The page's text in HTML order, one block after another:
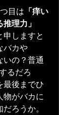
目は 「痒い
理力」
しますと
バカや
いの？普通
るだろ
最後までひ
物がバカに
ろうか。